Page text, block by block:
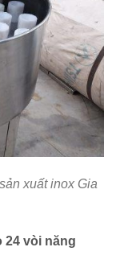
xuất inox Gia
24 vòi năng